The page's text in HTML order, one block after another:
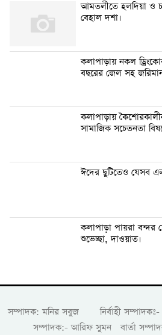
আমতলীতে হলদিয়া ও
বেহাল দশা।
কলাপাড়ায় নকল
বছরের জেল সহ
কলাপাড়ায়
সামাজিক সচেতনতা
ঈদের ছুটিতেও যেসব
কলাপাড়া পায়রা বন্দর
শুভেচ্ছা, দাওয়াত।
সম্পাদক: মনির সবুজ নির্বাহী
সম্পাদক:- আরিফ সুমন বার্তা